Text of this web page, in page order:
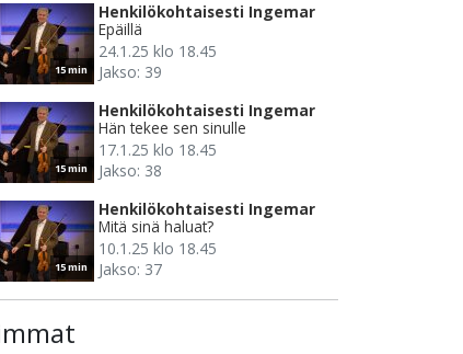
15 min
Henkilökohtaisesti Ingemar
Epäillä
24.1.25 klo 18.45
Jakso: 39
15 min
Henkilökohtaisesti Ingemar
Hän tekee sen sinulle
17.1.25 klo 18.45
Jakso: 38
15 min
Henkilökohtaisesti Ingemar
Mitä sinä haluat?
10.1.25 klo 18.45
Jakso: 37